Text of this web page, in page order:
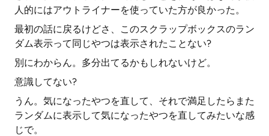
人的にはアウトライナーを使っていた方が良かった。
最初の話に戻るけどさ、このスクラップボックスのラン
ダム表示って同じやつは表示されたことない?
別にわからん。多分出てるかもしれないけど。
意識してない?
うん。気になったやつを直して、それで満足したらまた
ランダムに表示して気になったやつを直してみたいな感
じで。